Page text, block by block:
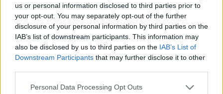
us or personal information disclosed to third parties prior to
your opt-out. You may separately opt-out of the further
disclosure of your personal information by third parties on the
IAB’s list of downstream participants. This information may
also be disclosed by us to third parties on the IAB’s List of
Downstream Participants that may further disclose it to other
Please note that this website/app uses one or more Google
Personal Data Processing Opt Outs
Υγεία| 10.06.2023 15:43
Κατ’ οίκον νοσηλεία για καρκινοπαθείς
που νοσηλεύονται σε 8 νοσοκομεία μέχρι
τέλος του έτους - Όλο το σχέδιο
Το πιλοτικό πρόγραμμα ΟΙΚΟΘΕΝ το οποίο
εφαρμόζεται σε πρώτη φάση στο
Νοσοκομείο Άγιος Σάββας, αναμένεται